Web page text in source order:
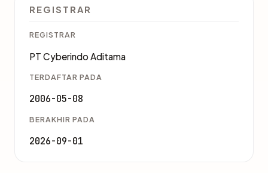
REGISTRAR
REGISTRAR
PT Cyberindo Aditama
TERDAFTAR PADA
2006-05-08
BERAKHIR PADA
2026-09-01